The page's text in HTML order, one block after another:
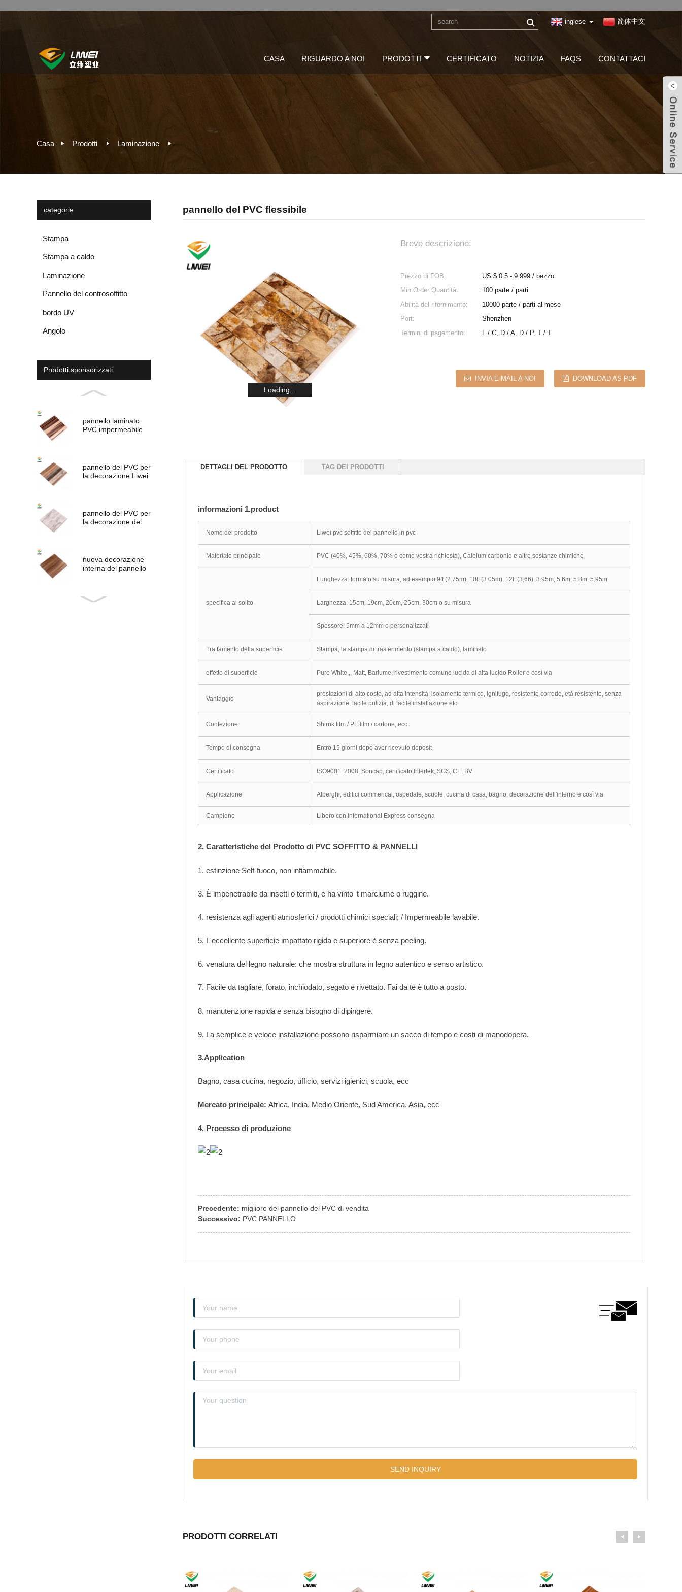
inglese 简体中文
CASA RIGUARDO A NOI PRODOTTI CERTIFICATO NOTIZIA FAQS CONTATTACI
Casa Prodotti Laminazione
categorie
Stampa
Stampa a caldo
Laminazione
Pannello del controsoffitto
bordo UV
Angolo
Prodotti sponsorizzati
pannello laminato
PVC impermeabile
pannello del PVC per
la decorazione Liwei
pannello del PVC per
la decorazione del
nuova decorazione
interna del pannello
pannello del PVC flessibile
Loading...
Breve descrizione:
Prezzo di FOB:
US $ 0.5 - 9.999 / pezzo
Min.Order Quantità:
100 parte / parti
Abilità del rifornimento:
10000 parte / parti al mese
Port:
Shenzhen
Termini di pagamento:
L / C, D / A, D / P, T / T
INVIA E-MAIL A NOI DOWNLOAD AS PDF
DETTAGLI DEL PRODOTTO TAG DEI PRODOTTI
informazioni 1.product
Nome del prodotto Liwei pvc soffitto del pannello in pvc
Materiale principale PVC (40%, 45%, 60%, 70% o come vostra richiesta), Caleium carbonio e altre sostanze chimiche
specifica al solito
Lunghezza: formato su misura, ad esempio 9ft (2.75m), 10ft (3.05m), 12ft (3,66), 3.95m, 5.6m, 5.8m, 5.95m
Larghezza: 15cm, 19cm, 20cm, 25cm, 30cm o su misura
Spessore: 5mm a 12mm o personalizzati
Trattamento della superficie Stampa, la stampa di trasferimento (stampa a caldo), laminato
effetto di superficie Pure White,,, Matt, Barlume, rivestimento comune lucida di alta lucido Roller e così via
Vantaggio
prestazioni di alto costo, ad alta intensità, isolamento termico, ignifugo, resistente corrode, età resistente, senza
aspirazione, facile pulizia, di facile installazione etc.
Confezione Shirnk film / PE film / cartone, ecc
Tempo di consegna Entro 15 giorni dopo aver ricevuto deposit
Certificato ISO9001: 2008, Soncap, certificato Intertek, SGS, CE, BV
Applicazione Alberghi, edifici commerical, ospedale, scuole, cucina di casa, bagno, decorazione dell'interno e così via
Campione Libero con International Express consegna
2. Caratteristiche del Prodotto di PVC SOFFITTO & PANNELLI
1. estinzione Self-fuoco, non infiammabile.
3. È impenetrabile da insetti o termiti, e ha vinto' t marciume o ruggine.
4. resistenza agli agenti atmosferici / prodotti chimici speciali; / Impermeabile lavabile.
5. L'eccellente superficie impattato rigida e superiore è senza peeling.
6. venatura del legno naturale: che mostra struttura in legno autentico e senso artistico.
7. Facile da tagliare, forato, inchiodato, segato e rivettato. Fai da te è tutto a posto.
8. manutenzione rapida e senza bisogno di dipingere.
9. La semplice e veloce installazione possono risparmiare un sacco di tempo e costi di manodopera.
3.Application
Bagno, casa cucina, negozio, ufficio, servizi igienici, scuola, ecc
Mercato principale: Africa, India, Medio Oriente, Sud America, Asia, ecc
4. Processo di produzione
Precedente: migliore del pannello del PVC di vendita
Successivo: PVC PANNELLO
PRODOTTI CORRELATI